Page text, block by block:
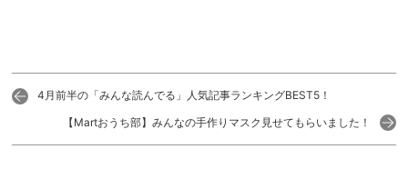
4月前半の「みんな読んでる」人気記事ランキングBEST5！
【Martおうち部】みんなの手作りマスク見せてもらいました！